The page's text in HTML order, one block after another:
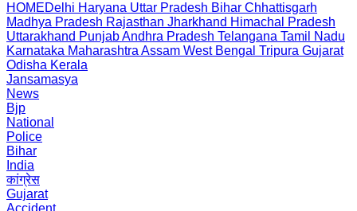
HOMEDelhi Haryana Uttar Pradesh Bihar Chhattisgarh
Madhya Pradesh Rajasthan Jharkhand Himachal Pradesh
Uttarakhand PunjabAndhra Pradesh Telangana Tamil Nadu
Karnataka Maharashtra Assam West Bengal Tripura Gujarat
Odisha Kerala
Jansamasya
News
Bjp
National
Police
Bihar
India
कांग्रेस
Gujarat
Accident